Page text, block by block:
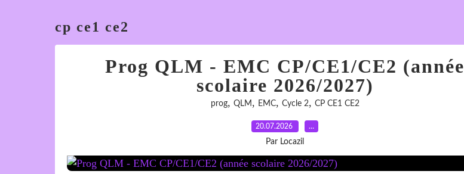
cp ce1 ce2
Prog QLM - EMC CP/CE1/CE2 (année
scolaire 2026/2027)
prog, QLM , EMC, Cycle 2, CP CE1 CE2
20.07.2026 …
Par Locazil